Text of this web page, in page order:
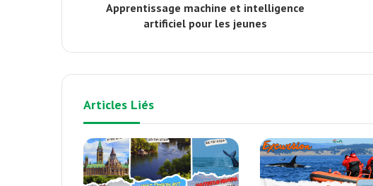
Apprentissage machine et intelligence
artificiel pour les jeunes
Articles Liés